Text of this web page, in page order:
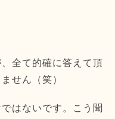
全て的確に答えて頂
せん（笑）
はないです。こう聞